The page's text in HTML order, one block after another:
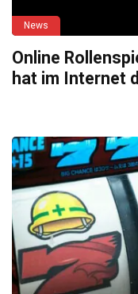
News
Online
hat im Internet